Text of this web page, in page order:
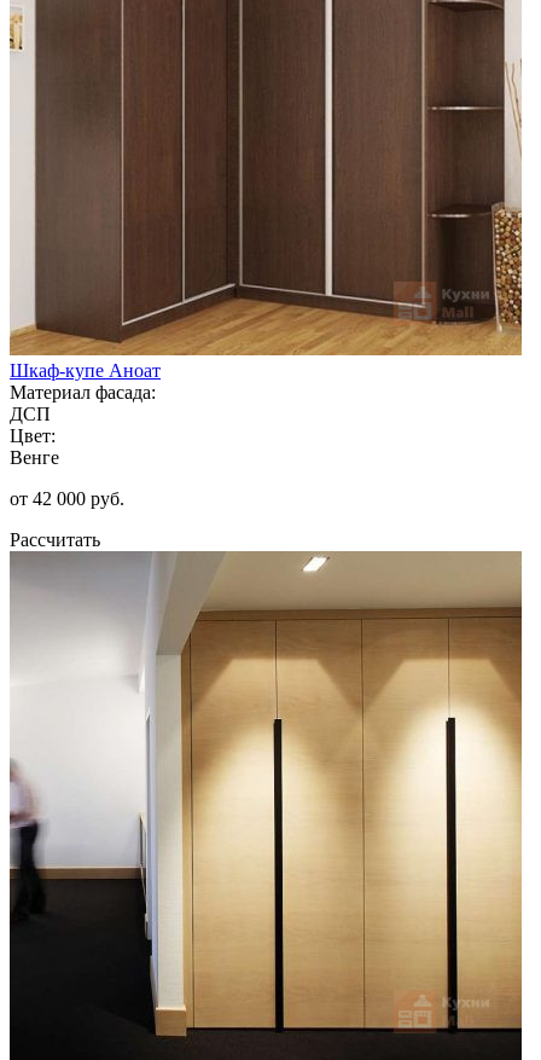
Шкаф-купе Аноат
Материал фасада:
ДСП
Цвет:
Венге
от 42 000 руб.
Рассчитать